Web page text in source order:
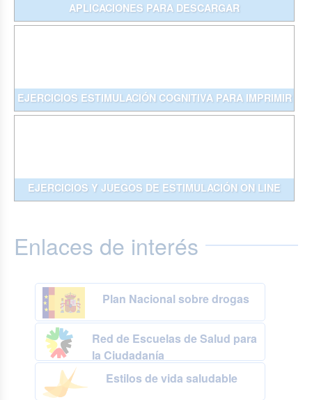
APLICACIONES PARA DESCARGAR
EJERCICIOS ESTIMULACIÓN COGNITIVA PARA IMPRIMIR
EJERCICIOS Y JUEGOS DE ESTIMULACIÓN ON LINE
Enlaces de interés
Plan Nacional sobre drogas
Red de Escuelas de Salud para
la Ciudadanía
Estilos de vida saludable